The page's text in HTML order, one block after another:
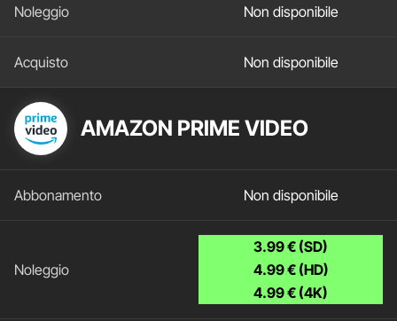
Non disponibile
Non disponibile
AMAZON PRIME VIDEO
Non disponibile
3.99 € (SD)
4.99 € (HD)
4.99 € (4K)